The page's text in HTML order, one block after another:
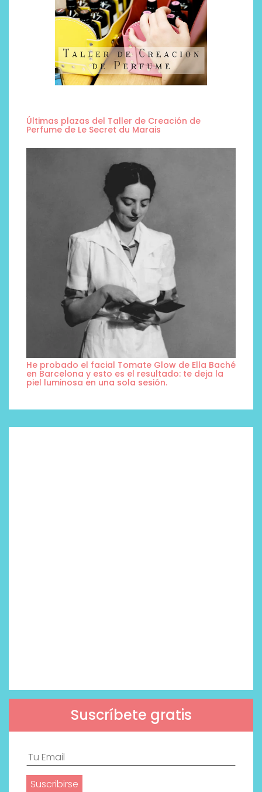
Últimas plazas del Taller de Creación de
Perfume de Le Secret du Marais
He probado el facial Tomate Glow de Ella Baché
en Barcelona y esto es el resultado: te deja la
piel luminosa en una sola sesión.
Suscríbete gratis